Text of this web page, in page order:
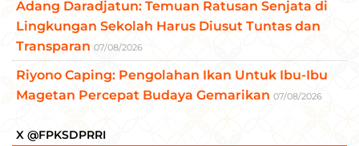
Adang Daradjatun: Temuan Ratusan Senjata di
Lingkungan Sekolah Harus Diusut Tuntas dan
Transparan 07/08/2026
Riyono Caping: Pengolahan Ikan Untuk Ibu-Ibu
Magetan Percepat Budaya Gemarikan 07/08/2026
X @FPKSDPRRI